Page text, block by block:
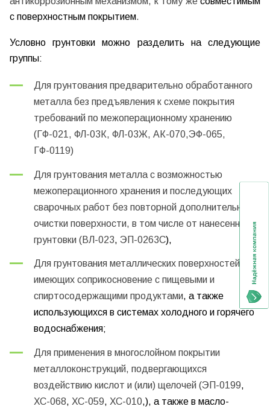
с поверхностным покрытием.
Условно грунтовки можно разделить на следующие
группы:
Для грунтования предварительно обработанного
металла без предъявления к схеме покрытия
требований по межоперационному хранению
(ГФ-021 , ФЛ-03К, ФЛ-03Ж, АК-070,ЭФ-065,
ГФ-0119)
Для грунтования металла с возможностью
межоперационного хранения и последующих
сварочных работ без повторной дополнительной
очистки поверхности, в том числе от нанесенной
грунтовки (ВЛ-023, ЭП-0263С),
Для грунтования металлических поверхностей,
имеющих соприкосновение с пищевыми и
спиртосодержащими продуктами, а также
использующихся в системах холодного и горячего
водоснабжения;
Для применения в многослойном покрытии
металлоконструкций, подвергающихся
воздействию кислот и (или) щелочей (ЭП-0199,
ХС-068, ХС-059, ХС-010,), а также в масло-